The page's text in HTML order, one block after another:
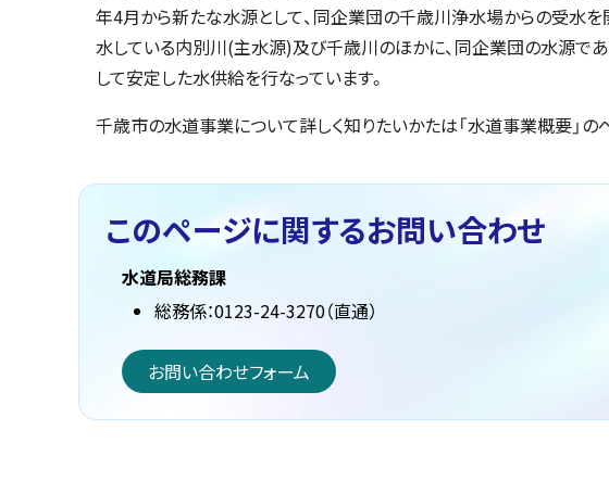
年4月から新たな水源として、同企業団の千歳川浄水場からの受水
水している内別川(主水源)及び千歳川のほかに、同企業団の水源で
して安定した水供給を行なっています。
千歳市の水道事業について詳しく知りたいかたは「水道事業概要」の
このページに関するお問い合わせ
水道局総務課
総務係：0123-24-3270（直通）
お問い合わせフォーム